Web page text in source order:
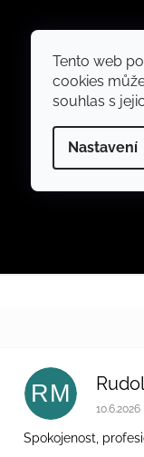
Tento web
cookies
souhlas s
Nastavení
RM
10.6.2026
Spokojenost,